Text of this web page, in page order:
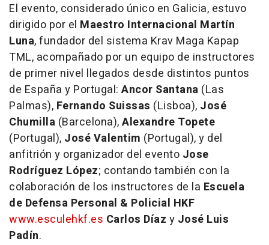
El evento, considerado único en Galicia, estuvo
dirigido por el Maestro Internacional Martín
Luna, fundador del sistema Krav Maga Kapap
TML, acompañado por un equipo de instructores
de primer nivel llegados desde distintos puntos
de España y Portugal: Ancor Santana (Las
Palmas), Fernando Suissas (Lisboa), José
Chumilla (Barcelona),Alexandre Topete
(Portugal), José Valentim (Portugal), y del
anfitrión y organizador del evento Jose
Rodríguez López; contando también con la
colaboración de los instructores de la Escuela
de Defensa Personal & Policial HKF
www.esculehkf.es Carlos Díaz y José Luis
Padín.